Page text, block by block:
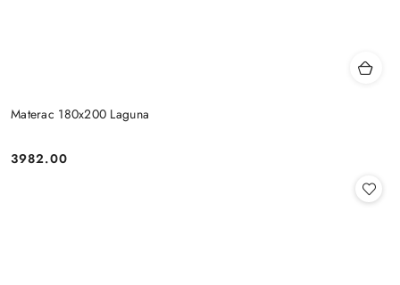
Materac 180x200 Laguna
Cena:
3982.00